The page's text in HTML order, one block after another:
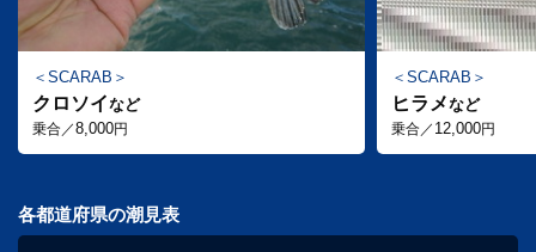
SCARAB
クロソイなど
乗合／8,000円
SCARAB
ヒラメなど
乗合／ 12,000円
各都道府県の潮見表